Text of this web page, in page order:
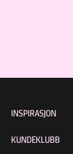
INSPIRASJON
KUNDEKLUBB